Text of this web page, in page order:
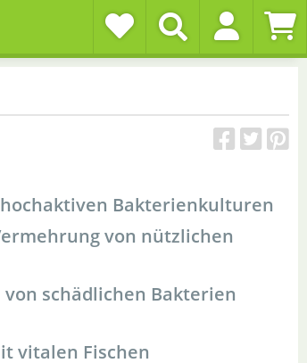
Bakterienkulturen
von nützlichen
schädlichen Bakterien
vitalen Fischen